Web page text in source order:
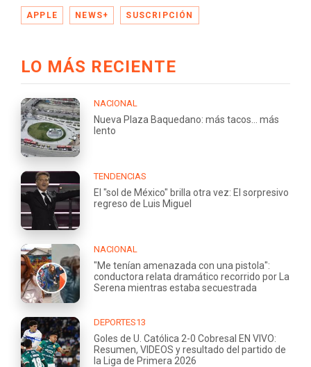
APPLE NEWS+ SUSCRIPCIÓN
LO MÁS RECIENTE
NACIONAL
Nueva Plaza Baquedano: más tacos... más
lento
TENDENCIAS
El "sol de México" brilla otra vez: El sorpresivo
regreso de Luis Miguel
NACIONAL
"Me tenían amenazada con una pistola":
conductora relata dramático recorrido por La
Serena mientras estaba secuestrada
DEPORTES13
Goles de U. Católica 2-0 Cobresal EN VIVO:
Resumen, VIDEOS y resultado del partido de
la Liga de Primera 2026